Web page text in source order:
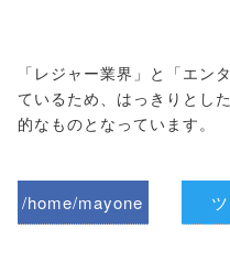
「レジャー業界」と「エン
ているため、はっきりとし
的なものとなっています。
/home/mayone